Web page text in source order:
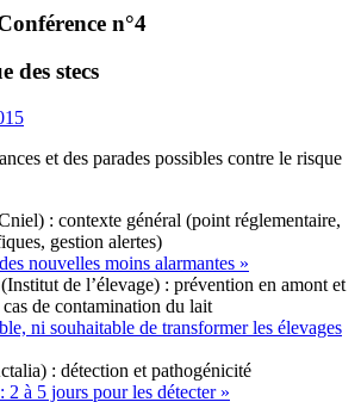
n°4
des stecs
et des parades possibles contre le risque
: contexte général (point réglementaire,
gestion alertes)
nouvelles moins alarmantes »
de l’élevage) : prévention en amont et
de contamination du lait
ni souhaitable de transformer les élevages
: détection et pathogénicité
à 5 jours pour les détecter »